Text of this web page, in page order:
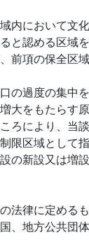
内において文
と認める区域
前項の保全区
の過度の集中
大をもたらす
ろにより、当
限区域として
の新設又は増
法律に定める
、地方公共団